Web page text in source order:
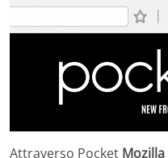
Attraverso Pocket Mozilla